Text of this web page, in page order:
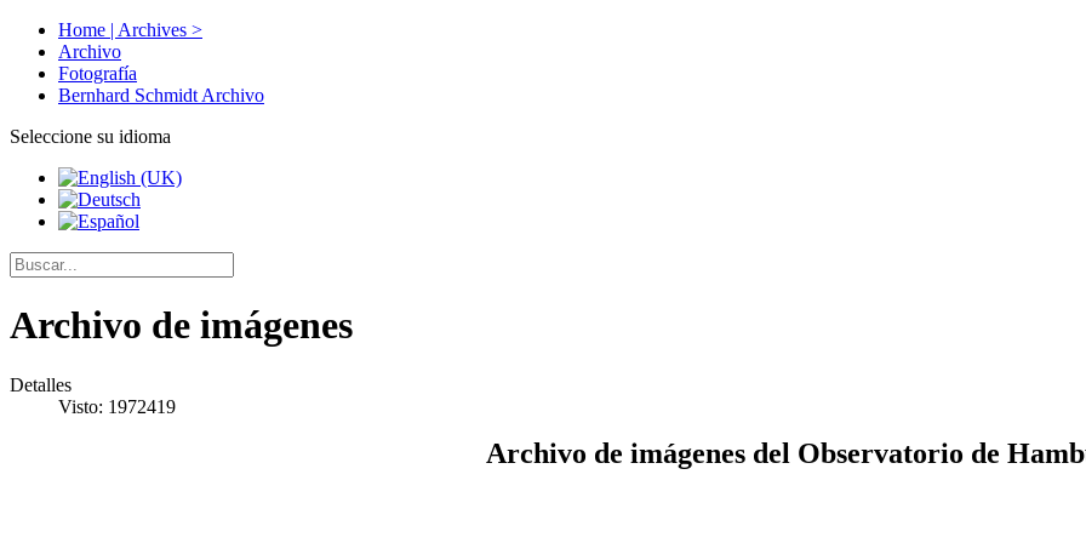
Home | Archives >
Archivo
Fotografía
Bernhard Schmidt Archivo
Seleccione su idioma
Archivo de imágenes
Detalles
Visto: 1972419
Archivo de imágenes del Observatorio de